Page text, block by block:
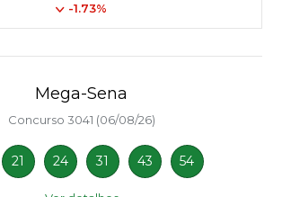
-1.73%
Mega-Sena
Concurso 3041 (06/08/26)
21 24 31 43 54